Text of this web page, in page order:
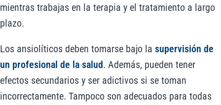
mientras trabajas en la terapia y el tratamiento a largo
plazo.
Los ansiolíticos deben tomarse bajo la supervisión de
un profesional de la salud. Además, pueden tener
efectos secundarios y ser adictivos si se toman
incorrectamente. Tampoco son adecuados para todas